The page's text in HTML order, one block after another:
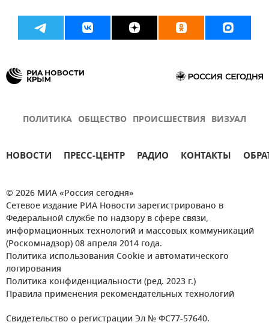
ПОЛИТИКА ОБЩЕСТВО ПРОИСШЕСТВИЯ ВИЗУАЛ
НОВОСТИ ПРЕСС-ЦЕНТР РАДИО КОНТАКТЫ
© 2026 МИА «Россия сегодня»
Сетевое издание РИА Новости зарегистрировано в
Федеральной службе по надзору в сфере связи,
информационных технологий и массовых коммуникаций
(Роскомнадзор) 08 апреля 2014 года.
Политика использования Cookie и автоматического
логирования
Политика конфиденциальности (ред. 2023 г.)
Правила применения рекомендательных технологий
Свидетельство о регистрации Эл № ФС77-57640.